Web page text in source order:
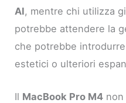
AI, mentre chi utilizza
potrebbe attendere la
che potrebbe
estetici o ulteriori
Il MacBook Pro M4